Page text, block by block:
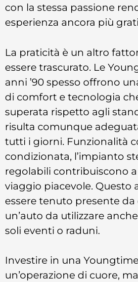
con la stessa passione
esperienza ancora più
La praticità è un altro
essere trascurato. Le
anni ’90 spesso offrono
di comfort e tecnologia
superata rispetto agli
risulta comunque
tutti i giorni. Funzionalità
condizionata, l’impianto
regolabili contribuiscono
viaggio piacevole. Questo
essere tenuto presente da
un’auto da utilizzare
soli eventi o raduni.
Investire in una
un’operazione di cuore,